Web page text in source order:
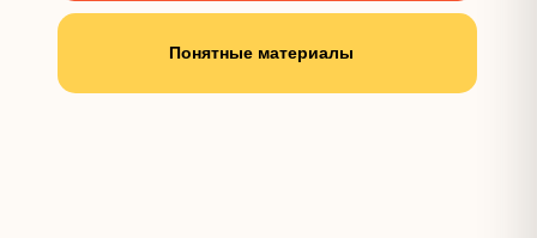
Понятные материалы